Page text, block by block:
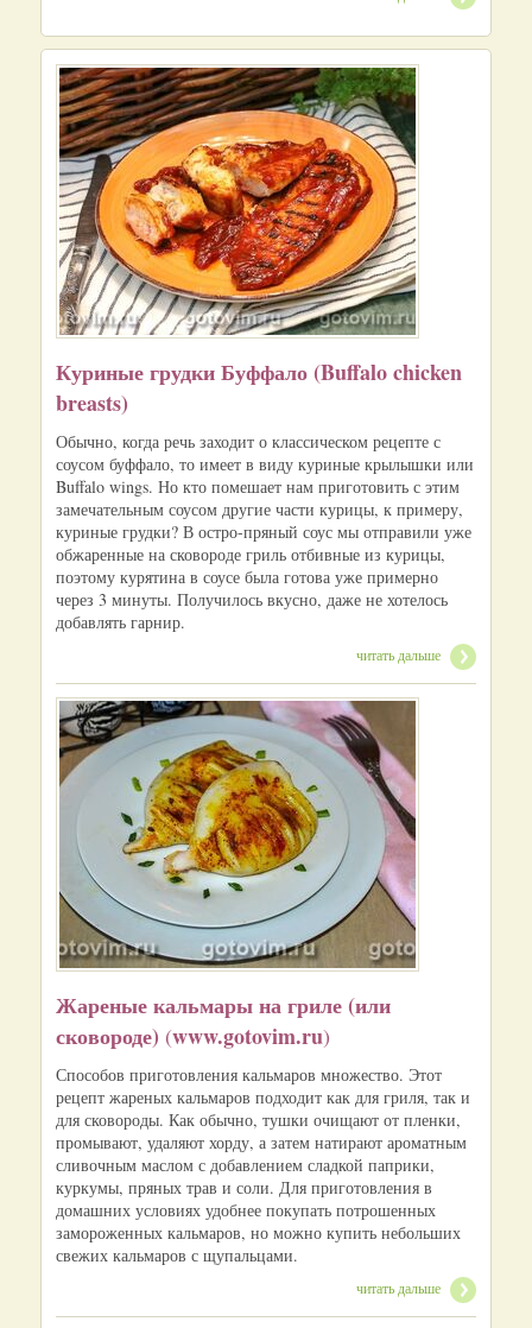
Куриные грудки Буффало (Buffalo chicken
breasts)
Обычно, когда речь заходит о классическом рецепте с
соусом буффало, то имеет в виду куриные крылышки или
Buffalo wings. Но кто помешает нам приготовить с этим
замечательным соусом другие части курицы, к примеру,
куриные грудки? В остро-пряный соус мы отправили уже
обжаренные на сковороде гриль отбивные из курицы,
поэтому курятина в соусе была готова уже примерно
через 3 минуты. Получилось вкусно, даже не хотелось
добавлять гарнир.
читать дальше
Жареные кальмары на гриле (или
сковороде) (www.gotovim.ru)
Способов приготовления кальмаров множество. Этот
рецепт жареных кальмаров подходит как для гриля, так и
для сковороды. Как обычно, тушки очищают от пленки,
промывают, удаляют хорду, а затем натирают ароматным
сливочным маслом с добавлением сладкой паприки,
куркумы, пряных трав и соли. Для приготовления в
домашних условиях удобнее покупать потрошенных
замороженных кальмаров, но можно купить небольших
свежих кальмаров с щупальцами.
читать дальше